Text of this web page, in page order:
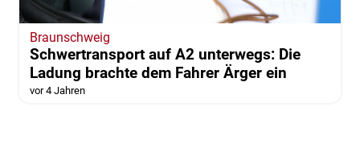
Braunschweig
Schwertransport auf A2 unterwegs: Die
Ladung brachte dem Fahrer Ärger ein
vor 4 Jahren